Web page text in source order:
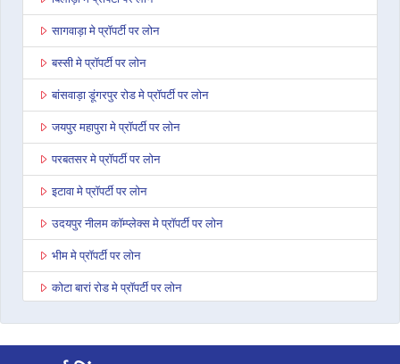
सागवाड़ा मे प्रॉपर्टी पर लोन
बस्सी मे प्रॉपर्टी पर लोन
बांसवाड़ा डूंगरपुर रोड मे प्रॉपर्टी पर लोन
जयपुर महापुरा मे प्रॉपर्टी पर लोन
परबतसर मे प्रॉपर्टी पर लोन
इटावा मे प्रॉपर्टी पर लोन
उदयपुर नीलम कॉम्प्लेक्स मे प्रॉपर्टी पर लोन
भीम मे प्रॉपर्टी पर लोन
कोटा बारां रोड मे प्रॉपर्टी पर लोन